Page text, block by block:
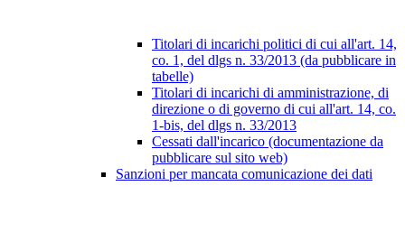
Titolari di incarichi politici di cui all'art. 14,
co. 1, del dlgs n. 33/2013 (da pubblicare in
tabelle)
Titolari di incarichi di amministrazione, di
direzione o di governo di cui all'art. 14, co.
1-bis, del dlgs n. 33/2013
Cessati dall'incarico (documentazione da
pubblicare sul sito web)
Sanzioni per mancata comunicazione dei dati